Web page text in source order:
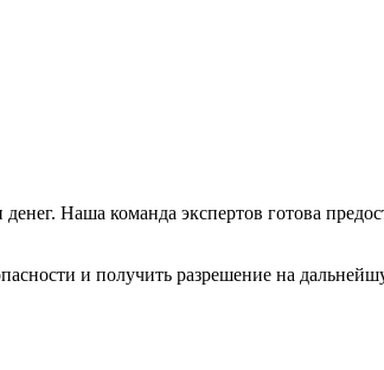
Наша команда экспертов готова
и получить разрешение на